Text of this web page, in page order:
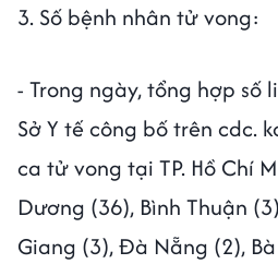
3. Số bệnh nhân tử vong:
- Trong ngày, tổng hợp số
Sở Y tế công bố trên cdc.
ca tử vong tại TP. Hồ Chí
Dương (36), Bình Thuận
Giang (3), Đà Nẵng (2),